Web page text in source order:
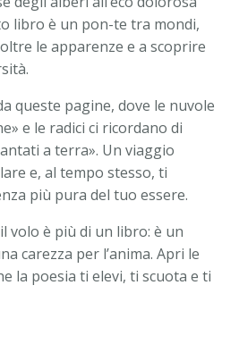
libro è un pon-te tra mondi,
le apparenze e a scoprire
queste pagine, dove le nuvole
e le radici ci ricordano di
a terra». Un viaggio
e, al tempo stesso, ti
più pura del tuo essere.
volo è più di un libro: è un
carezza per l’anima. Apri le
la poesia ti elevi, ti scuota e ti